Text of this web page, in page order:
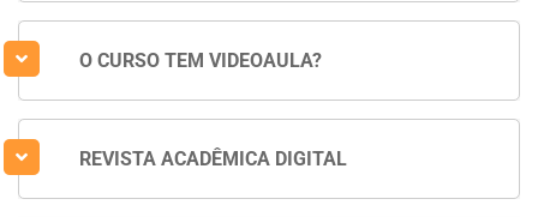
O CURSO TEM VIDEOAULA?
REVISTA ACADÊMICA DIGITAL